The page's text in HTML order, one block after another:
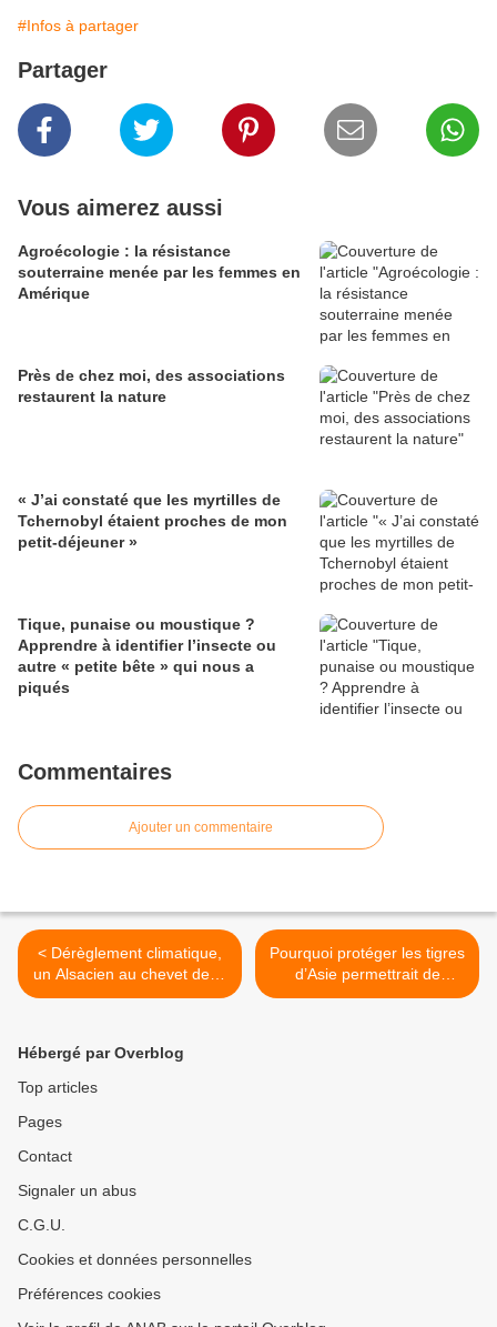
#Infos à partager
Partager
Vous aimerez aussi
Agroécologie : la résistance
souterraine menée par les femmes en
Amérique
Près de chez moi, des associations
restaurent la nature
« J’ai constaté que les myrtilles de
Tchernobyl étaient proches de mon
petit-déjeuner »
Tique, punaise ou moustique ?
Apprendre à identifier l’insecte ou
autre « petite bête » qui nous a
piqués
Commentaires
Ajouter un commentaire
< Dérèglement climatique,
un Alsacien au chevet de la
planète
Pourquoi protéger les tigres
d’Asie permettrait de
protéger l’écosystème >
Hébergé par Overblog
Top articles
Pages
Contact
Signaler un abus
C.G.U.
Cookies et données personnelles
Préférences cookies